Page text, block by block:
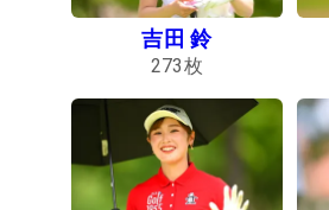
吉田 鈴
273枚